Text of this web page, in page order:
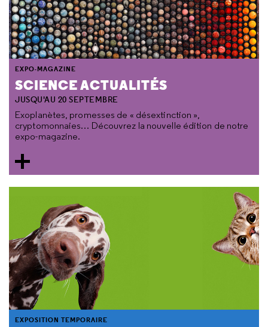
SCIENCE ACTUALITÉS
EXPO-MAGAZINE
JUSQU'AU 20 SEPTEMBRE
Exoplanètes, promesses de « désextinction »,
cryptomonnaies… Découvrez la nouvelle édition de notre
expo-magazine.
EXPOSITION TEMPORAIRE